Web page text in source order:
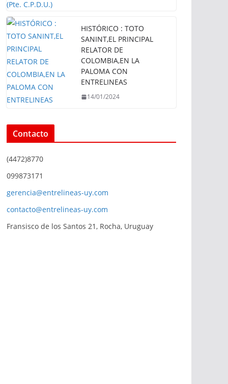
HISTÓRICO : TOTO
SANINT,EL PRINCIPAL
RELATOR DE
COLOMBIA,EN LA
PALOMA CON
ENTRELINEAS
14/01/2024
Contacto
(4472)8770
099873171
gerencia@entrelineas-uy.com
contacto@entrelineas-uy.com
Fransisco de los Santos 21, Rocha, Uruguay